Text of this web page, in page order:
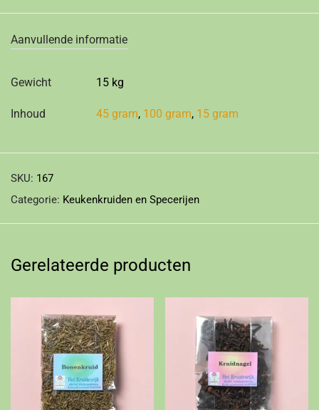
Aanvullende informatie
Gewicht 15 kg
Inhoud 45 gram, 100 gram, 15 gram
SKU: 167
Categorie: Keukenkruiden en Specerijen
Gerelateerde producten